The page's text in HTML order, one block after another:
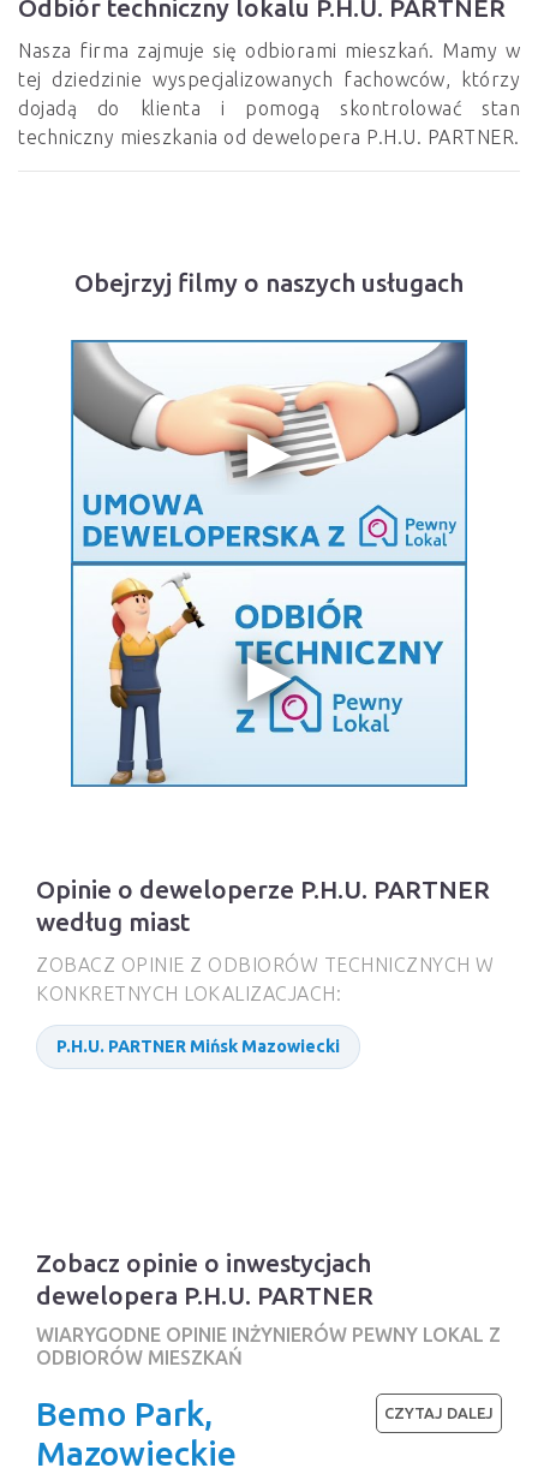
Odbiór techniczny lokalu P.H.U. PARTNER
Nasza firma zajmuje się odbiorami mieszkań. Mamy w
tej dziedzinie wyspecjalizowanych fachowców, którzy
dojadą do klienta i pomogą skontrolować stan
techniczny mieszkania od dewelopera P.H.U. PARTNER.
Obejrzyj filmy o naszych usługach
Opinie o deweloperze P.H.U. PARTNER
według miast
ZOBACZ OPINIE Z ODBIORÓW TECHNICZNYCH W
KONKRETNYCH LOKALIZACJACH:
P.H.U. PARTNER Mińsk Mazowiecki
Zobacz opinie o inwestycjach
dewelopera P.H.U. PARTNER
WIARYGODNE OPINIE INŻYNIERÓW PEWNY LOKAL Z
ODBIORÓW MIESZKAŃ
Bemo Park,
Mazowieckie
CZYTAJ DALEJ